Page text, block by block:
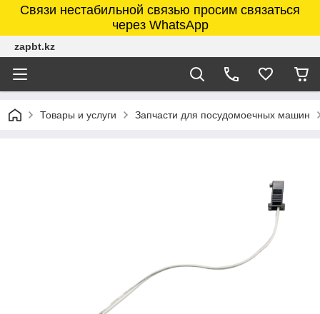
Связи нестабильной связью просим связаться
через WhatsApp
zapbt.kz
Товары и услуги Запчасти для посудомоечных машин